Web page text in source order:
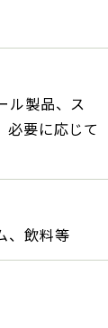
ル製品、ス
必要に応じて
、飲料等